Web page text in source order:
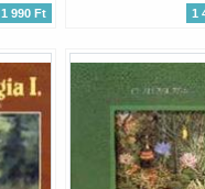
1 990 Ft 1